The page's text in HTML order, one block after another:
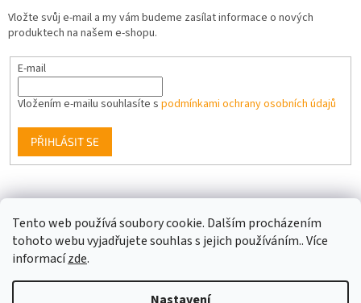
Tento web používá soubory cookie. Dalším procházením
tohoto webu vyjadřujete souhlas s jejich používáním.. Více
informacízde.
Vložte svůj e-mail a my vám budeme zasílat informace o nových
produktech na našem e-shopu.
E-mail
Vložením e-mailu souhlasíte s podmínkami ochrany osobních údajů
PŘIHLÁSIT SE
Facebook